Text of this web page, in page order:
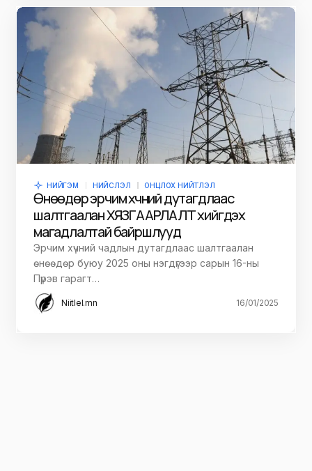
НИЙГЭМ НИЙСЛЭЛ ОНЦЛОХ НИЙТЛЭЛ
Өнөөдөр эрчим хүчний дутагдлаас
шалтгаалан ХЯЗГААРЛАЛТ хийгдэх
магадлалтай байршлууд
Эрчим хүчний чадлын дутагдлаас шалтгаалан
өнөөдөр буюу 2025 оны нэгдүгээр сарын 16-ны
Пүрэв гарагт…
Niitlel.mn 16/01/2025